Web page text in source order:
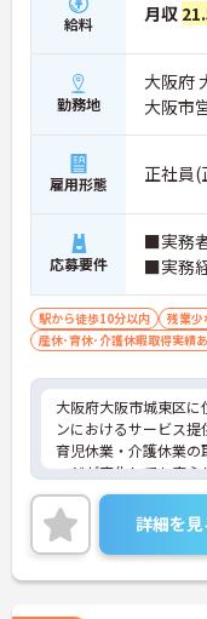
給料 月収
勤務地
大阪府
大阪市
雇用形態 正社員(
応募要件
■実務
■実務
駅から徒歩10分以内 残業少
産休･育休･介護休暇取得実績
大阪府大阪市城東区
ンにおけるサービス提
育児休業・介護休業の
ージが変化しても安
す。また、昇給制度が
される職場です。
ご興味のある方には、
に詳細をご案内しま
い！
詳細を見